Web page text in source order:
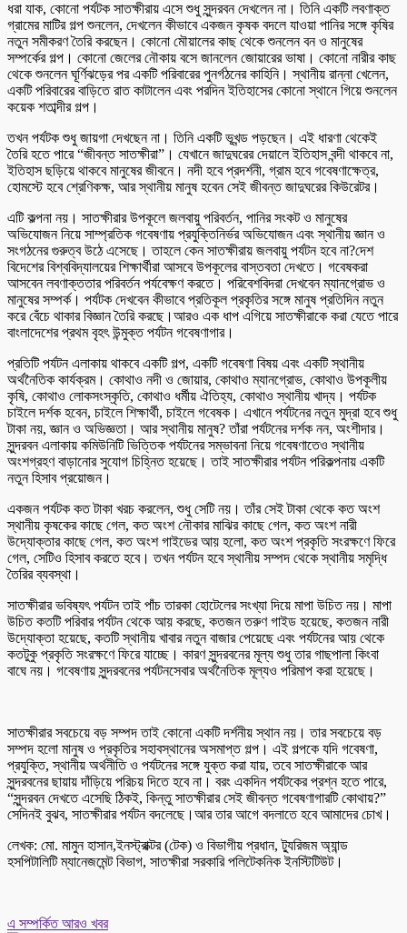
ধরা যাক, কোনো পর্যটক সাতক্ষীরায় এসে শুধু সুন্দরবন দেখলেন না। তিনি একটি লবণাক্ত
গ্রামের মাটির গল্প শুনলেন, দেখলেন কীভাবে একজন কৃষক বদলে যাওয়া পানির সঙ্গে কৃষির
নতুন সমীকরণ তৈরি করছেন। কোনো মৌয়ালের কাছ থেকে শুনলেন বন ও মানুষের
সম্পর্কের গল্প। কোনো জেলের নৌকায় বসে জানলেন জোয়ারের ভাষা। কোনো নারীর কাছ
থেকে শুনলেন ঘূর্ণিঝড়ের পর একটি পরিবারের পুনর্গঠনের কাহিনি। স্থানীয় রান্না খেলেন,
একটি পরিবারের বাড়িতে রাত কাটালেন এবং পরদিন ইতিহাসের কোনো স্থানে গিয়ে শুনলেন
কয়েক শতাব্দীর গল্প।
তখন পর্যটক শুধু জায়গা দেখছেন না। তিনি একটি ভূখন্ড পড়ছেন। এই ধারণা থেকেই
তৈরি হতে পারে “জীবন্ত সাতক্ষীরা”। যেখানে জাদুঘরের দেয়ালে ইতিহাস বন্দী থাকবে না,
ইতিহাস ছড়িয়ে থাকবে মানুষের জীবনে। নদী হবে প্রদর্শনী, গ্রাম হবে গবেষণাক্ষেত্র,
হোমস্টে হবে শ্রেণিকক্ষ, আর স্থানীয় মানুষ হবেন সেই জীবন্ত জাদুঘরের কিউরেটর।
এটি কল্পনা নয়। সাতক্ষীরার উপকূলে জলবায়ু পরিবর্তন, পানির সংকট ও মানুষের
অভিযোজন নিয়ে সাম্প্রতিক গবেষণায় প্রযুক্তিনির্ভর অভিযোজন এবং স্থানীয় জ্ঞান ও
সংগঠনের গুরুত্ব উঠে এসেছে। তাহলে কেন সাতক্ষীরায় জলবায়ু পর্যটন হবে না?দেশ
বিদেশের বিশ্ববিদ্যালয়ের শিক্ষার্থীরা আসবে উপকূলের বাস্তবতা দেখতে। গবেষকরা
আসবেন লবণাক্ততার পরিবর্তন পর্যবেক্ষণ করতে। পরিবেশবিদরা দেখবেন ম্যানগ্রোভ ও
মানুষের সম্পর্ক। পর্যটক দেখবেন কীভাবে প্রতিকূল প্রকৃতির সঙ্গে মানুষ প্রতিদিন নতুন
করে বেঁচে থাকার বিজ্ঞান তৈরি করছে।আরও এক ধাপ এগিয়ে সাতক্ষীরাকে করা যেতে পারে
বাংলাদেশের প্রথম বৃহৎ উন্মুক্ত পর্যটন গবেষণাগার।
প্রতিটি পর্যটন এলাকায় থাকবে একটি গল্প, একটি গবেষণা বিষয় এবং একটি স্থানীয়
অর্থনৈতিক কার্যক্রম। কোথাও নদী ও জোয়ার, কোথাও ম্যানগ্রোভ, কোথাও উপকূলীয়
কৃষি, কোথাও লোকসংস্কৃতি, কোথাও ধর্মীয় ঐতিহ্য, কোথাও স্থানীয় খাদ্য। পর্যটক
চাইলে দর্শক হবেন, চাইলে শিক্ষার্থী, চাইলে গবেষক। এখানে পর্যটনের নতুন মুদ্রা হবে শুধু
টাকা নয়, জ্ঞান ও অভিজ্ঞতা। আর স্থানীয় মানুষ? তাঁরা পর্যটনের দর্শক নন, অংশীদার।
সুন্দরবন এলাকায় কমিউনিটি ভিত্তিক পর্যটনের সম্ভাবনা নিয়ে গবেষণাতেও স্থানীয়
অংশগ্রহণ বাড়ানোর সুযোগ চিহ্নিত হয়েছে। তাই সাতক্ষীরার পর্যটন পরিকল্পনায় একটি
নতুন হিসাব প্রয়োজন।
একজন পর্যটক কত টাকা খরচ করলেন, শুধু সেটি নয়। তাঁর সেই টাকা থেকে কত অংশ
স্থানীয় কৃষকের কাছে গেল, কত অংশ নৌকার মাঝির কাছে গেল, কত অংশ নারী
উদ্যোক্তার কাছে গেল, কত অংশ গাইডের আয় হলো, কত অংশ প্রকৃতি সংরক্ষণে ফিরে
গেল, সেটিও হিসাব করতে হবে। তখন পর্যটন হবে স্থানীয় সম্পদ থেকে স্থানীয় সমৃদ্ধি
তৈরির ব্যবস্থা।
সাতক্ষীরার ভবিষ্যৎ পর্যটন তাই পাঁচ তারকা হোটেলের সংখ্যা দিয়ে মাপা উচিত নয়। মাপা
উচিত কতটি পরিবার পর্যটন থেকে আয় করছে, কতজন তরুণ গাইড হয়েছে, কতজন নারী
উদ্যোক্তা হয়েছে, কতটি স্থানীয় খাবার নতুন বাজার পেয়েছে এবং পর্যটনের আয় থেকে
কতটুকু প্রকৃতি সংরক্ষণে ফিরে যাচ্ছে। কারণ সুন্দরবনের মূল্য শুধু তার গাছপালা কিংবা
বাঘে নয়। গবেষণায় সুন্দরবনের পর্যটনসেবার অর্থনৈতিক মূল্যও পরিমাপ করা হয়েছে।
সাতক্ষীরার সবচেয়ে বড় সম্পদ তাই কোনো একটি দর্শনীয় স্থান নয়। তার সবচেয়ে বড়
সম্পদ হলো মানুষ ও প্রকৃতির সহাবস্থানের অসমাপ্ত গল্প। এই গল্পকে যদি গবেষণা,
প্রযুক্তি, স্থানীয় অর্থনীতি ও পর্যটনের সঙ্গে যুক্ত করা যায়, তবে সাতক্ষীরাকে আর
সুন্দরবনের ছায়ায় দাঁড়িয়ে পরিচয় দিতে হবে না। বরং একদিন পর্যটকের প্রশ্ন হতে পারে,
“সুন্দরবন দেখতে এসেছি ঠিকই, কিন্তু সাতক্ষীরার সেই জীবন্ত গবেষণাগারটি কোথায়?”
সেদিনই বুঝব, সাতক্ষীরার পর্যটন বদলেছে।আর তার আগে বদলাতে হবে আমাদের চোখ।
লেখক: মো. মামুন হাসান,ইনস্ট্রাক্টর (টেক) ও বিভাগীয় প্রধান, ট্যুরিজম অ্যান্ড
হসপিটালিটি ম্যানেজমেন্ট বিভাগ, সাতক্ষীরা সরকারি পলিটেকনিক ইনস্টিটিউট।
এ সম্পর্কিত আরও খবর